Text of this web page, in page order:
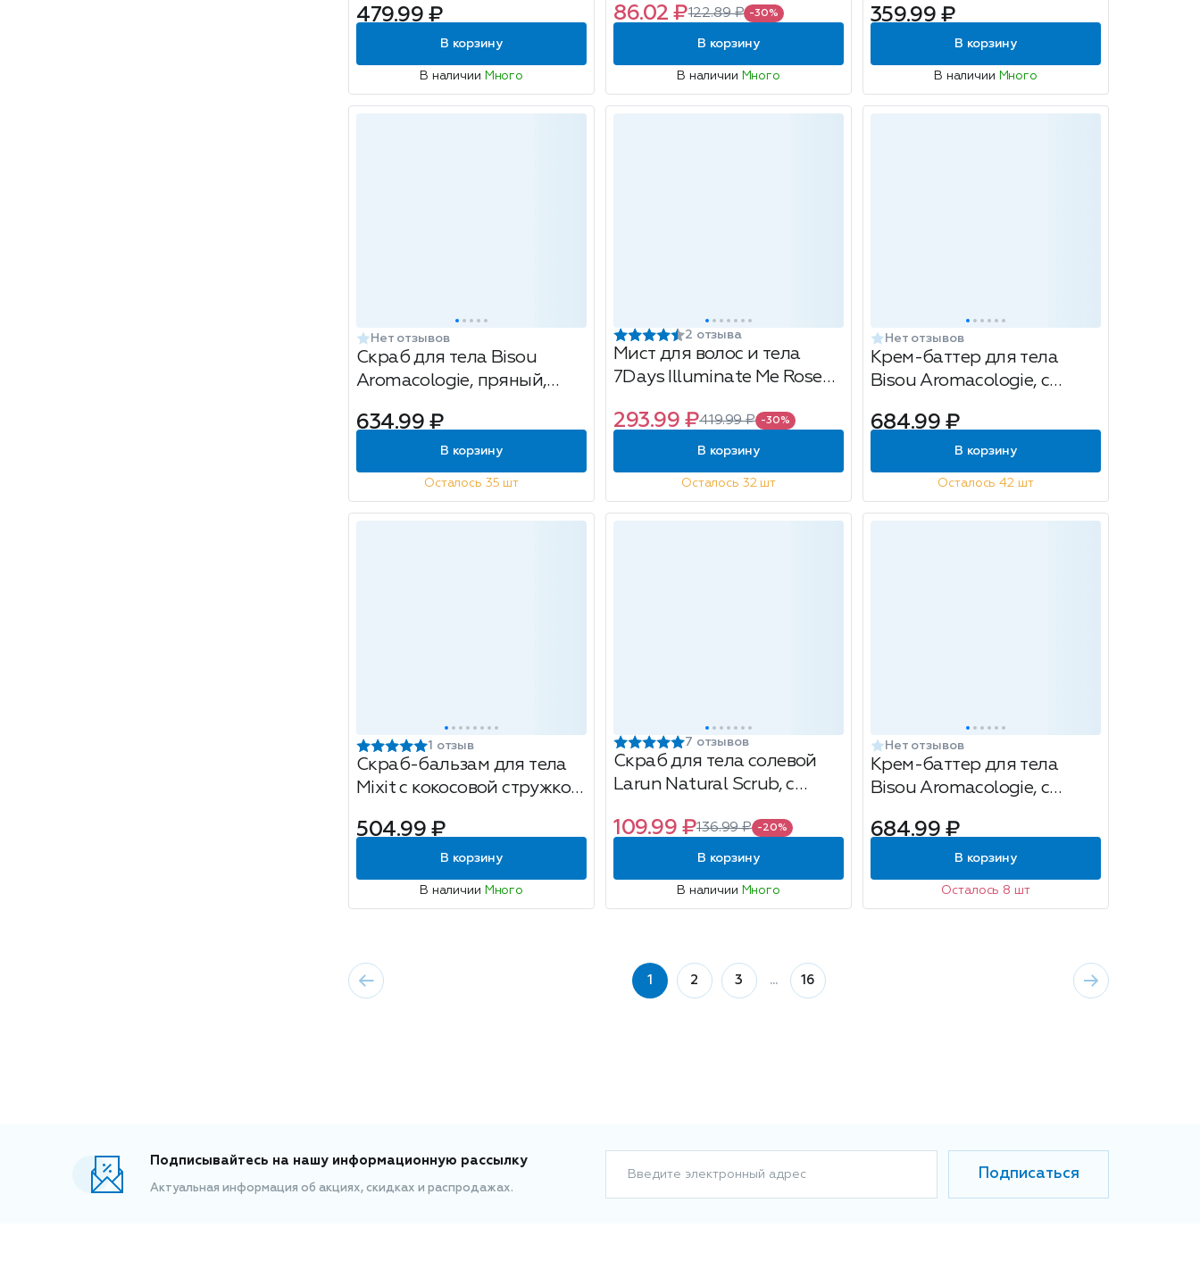
479.99 ₽
В корзину
В наличии Много
витамином Е, 50мл
86.02 ₽122.89 ₽ -30%
В корзину
В наличии Много
359.99 ₽
В корзину
В наличии Много
Нет отзывов
Скраб для тела Bisou
Аromacologie, пряный,
634.99 ₽
В корзину
Осталось 35 шт
2 отзыва
Мист для волос и тела
7Days Illuminate Me Rose
293.99 ₽419.99 ₽ -30%
В корзину
Осталось 32 шт
Нет отзывов
Крем-баттер для тела
Bisou Аromacologie, с
200мл
684.99 ₽
В корзину
Осталось 42 шт
1 отзыв
Скраб-бальзам для тела
Mixit с кокосовой стружкой,
504.99 ₽
В корзину
В наличии Много
7 отзывов
Скраб для тела солевой
Larun Natural Scrub, с
антицеллюлитный,
согревающий, 250 г
109.99 ₽136.99 ₽ -20%
В корзину
В наличии Много
Нет отзывов
Крем-баттер для тела
Bisou Аromacologie, с
бергамота, 200мл
684.99 ₽
В корзину
Осталось 8 шт
1 2 3 ... 16
Подписывайтесь на нашу информационную рассылку
Актуальная информация об акциях, скидках и распродажах.
Введите электронный адрес Подписаться